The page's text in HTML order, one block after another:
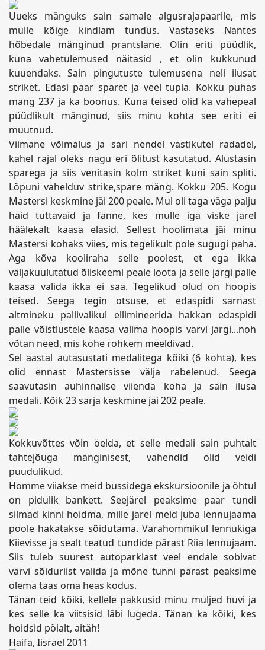
Uueks mänguks sain samale algusrajapaarile, mis
mulle kõige kindlam tundus. Vastaseks Nantes
hõbedale mänginud prantslane. Olin eriti püüdlik,
kuna vahetulemused näitasid , et olin kukkunud
kuuendaks. Sain pingutuste tulemusena neli ilusat
striket. Edasi paar sparet ja veel tupla. Kokku puhas
mäng 237 ja ka boonus. Kuna teised olid ka vahepeal
püüdlikult mänginud, siis minu kohta see eriti ei
muutnud.
Viimane võimalus ja sari nendel vastikutel radadel,
kahel rajal oleks nagu eri õlitust kasutatud. Alustasin
sparega ja siis venitasin kolm striket kuni sain spliti.
Lõpuni vahelduv strike,spare mäng. Kokku 205. Kogu
Mastersi keskmine jäi 200 peale. Mul oli taga väga palju
häid tuttavaid ja fänne, kes mulle iga viske järel
häälekalt kaasa elasid. Sellest hoolimata jäi minu
Mastersi kohaks viies, mis tegelikult pole sugugi paha.
Aga kõva kooliraha selle poolest, et ega ikka
väljakuulutatud õliskeemi peale loota ja selle järgi palle
kaasa valida ikka ei saa. Tegelikud olud on hoopis
teised. Seega tegin otsuse, et edaspidi sarnast
altmineku pallivalikul ellimineerida hakkan edaspidi
palle võistlustele kaasa valima hoopis värvi järgi...noh
võtan need, mis kohe rohkem meeldivad.
Sel aastal autasustati medalitega kõiki (6 kohta), kes
olid ennast Mastersisse välja rabelenud. Seega
saavutasin auhinnalise viienda koha ja sain ilusa
medali. Kõik 23 sarja keskmine jäi 202 peale.
Kokkuvõttes võin öelda, et selle medali sain puhtalt
tahtejõuga mänginisest, vahendid olid veidi
puudulikud.
Homme viiakse meid bussidega ekskursioonile ja õhtul
on pidulik bankett. Seejärel peaksime paar tundi
silmad kinni hoidma, mille järel meid juba lennujaama
poole hakatakse sõidutama. Varahommikul lennukiga
Kiievisse ja sealt teatud tundide pärast Riia lennujaam.
Siis tuleb suurest autoparklast veel endale sobivat
värvi sõiduriist valida ja mõne tunni pärast peaksime
olema taas oma heas kodus.
Tänan teid kõiki, kellele pakkusid minu muljed huvi ja
kes selle ka viitsisid läbi lugeda. Tänan ka kõiki, kes
hoidsid pöialt, aitäh!
Haifa, Iisrael 2011